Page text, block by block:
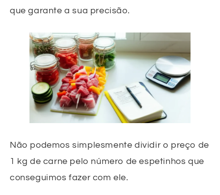
que garante a sua precisão.
Não podemos simplesmente dividir o preço de
1 kg de carne pelo número de espetinhos que
conseguimos fazer com ele.